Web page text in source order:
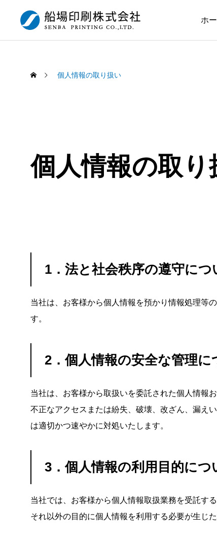
ホ
個人情報の取り扱い
個人情報の取り
1．法と社会秩序の遵守につ
当社は、お客様から個人情報を預かり情報処理等
す。
2．個人情報の安全な管理に
当社は、お客様から取扱いを委託された個人情報
不正なアクセスまたは紛失、破壊、改ざん、漏え
は適切かつ速やかに対処いたします。
3．個人情報の利用目的につ
当社では、お客様から個人情報取扱業務を受託す
それ以外の目的に個人情報を利用する必要が生じ